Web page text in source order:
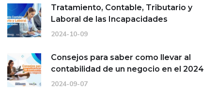
Tratamiento, Contable, Tributario y
Laboral de las Incapacidades
2024-10-09
Consejos para saber como llevar al
contabilidad de un negocio en el 2024
2024-09-07